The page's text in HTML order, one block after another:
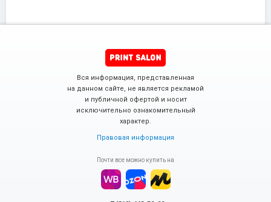
Вся информация, представленная
на данном сайте, не является рекламой
и публичной офертой и носит
исключительно ознакомительный
характер.
Правовая информация
Почти все можно купить на